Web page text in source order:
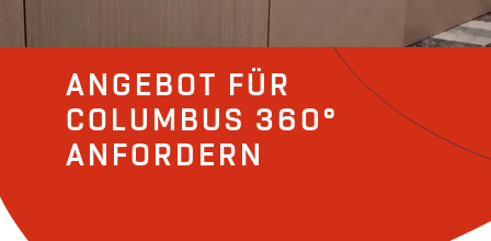
ANGEBOT FÜR
COLUMBUS 360°
ANFORDERN